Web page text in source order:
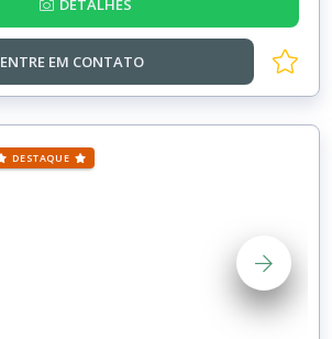
DETALHES
ENTRE EM CONTATO
DESTAQUE